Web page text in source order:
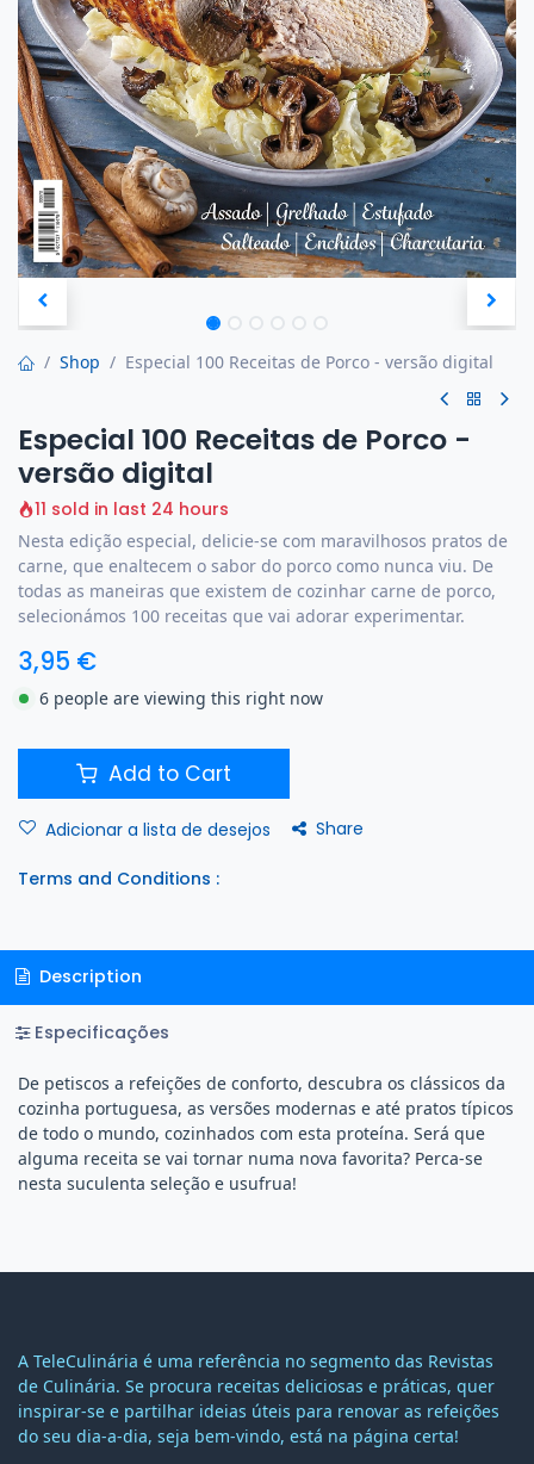
Shop Especial 100 Receitas de Porco - versão digital
Especial 100 Receitas de Porco -
versão digital
11 sold in last 24 hours
Nesta edição especial, delicie-se com maravilhosos pratos de
carne, que enaltecem o sabor do porco como nunca viu. De
todas as maneiras que existem de cozinhar carne de porco,
selecionámos 100 receitas que vai adorar experimentar.
3,95 €
6 people are viewing this right now
Add to Cart
Adicionar a lista de desejos Share
Terms and Conditions :
Description
Especificações
De petiscos a refeições de conforto, descubra os clássicos da
cozinha portuguesa, as versões modernas e até pratos típicos
de todo o mundo, cozinhados com esta proteína. Será que
alguma receita se vai tornar numa nova favorita? Perca-se
nesta suculenta seleção e usufrua!
A TeleCulinária é uma referência no segmento das Revistas
de Culinária. Se procura receitas deliciosas e práticas, quer
inspirar-se e partilhar ideias úteis para renovar as refeições
do seu dia-a-dia, seja bem-vindo, está na página certa!